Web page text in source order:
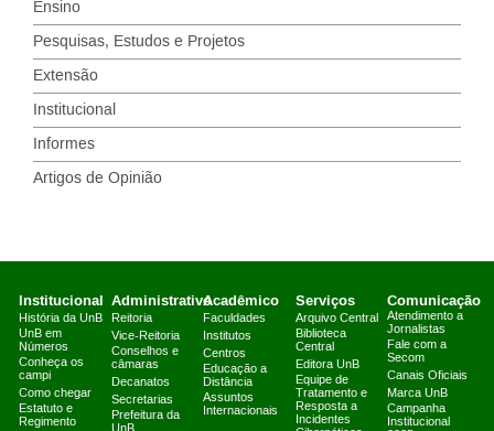
Ensino
Pesquisas, Estudos e Projetos
Extensão
Institucional
Informes
Artigos de Opinião
Institucional
História da UnB
UnB em
Números
Conheça os
campi
Como chegar
Estatuto e
Regimento
Administrativo
Reitoria
Vice-Reitoria
Conselhos e
câmaras
Decanatos
Secretarias
Prefeitura da
Acadêmico
Faculdades
Institutos
Centros
Educação a
Distância
Assuntos
Internacionais
Serviços
Arquivo Central
Biblioteca
Central
Editora UnB
Equipe de
Tratamento e
Resposta a
Incidentes
Comunicação
Atendimento a
Jornalistas
Fale com a
Secom
Canais Oficiais
Marca UnB
Campanha
Institucional